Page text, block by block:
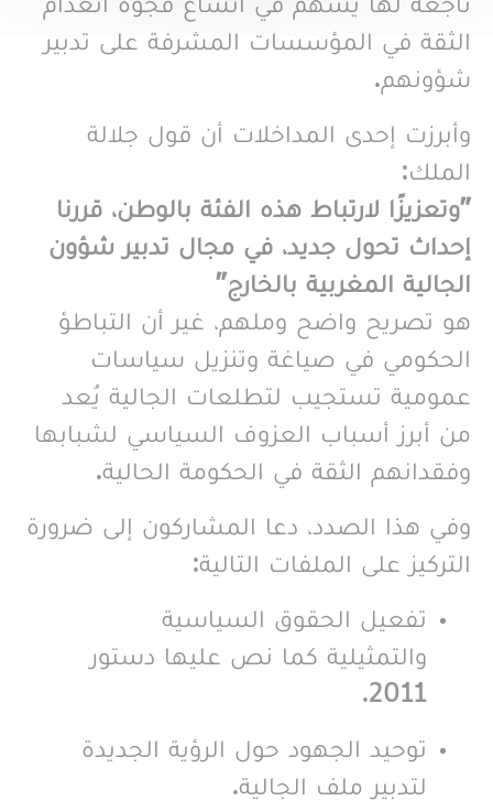
الثقة في المؤسسات المشرفة على تدبير
شؤونهم.
وأبرزت إحدى المداخلات أن قول جلالة
الملك:
"وتعزيزًا لارتباط هذه الفئة بالوطن، قررنا
إحداث تحول جديد، في مجال تدبير شؤون
الجالية المغربية بالخارج"
هو تصريح واضح وملهم، غير أن التباطؤ
الحكومي في صياغة وتنزيل سياسات
عمومية تستجيب لتطلعات الجالية يُعد
من أبرز أسباب العزوف السياسي لشبابها
وفقدانهم الثقة في الحكومة الحالية.
وفي هذا الصدد، دعا المشاركون إلى ضرورة
التركيز على الملفات التالية:
تفعيل الحقوق السياسية
والتمثيلية كما نص عليها دستور
2011.
توحيد الجهود حول الرؤية الجديدة
لتدبير ملف الجالية.